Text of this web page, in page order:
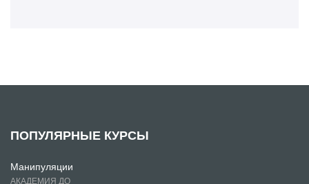
ПОПУЛЯРНЫЕ КУРСЫ
Манипуляции
АКАДЕМИЯ ДО